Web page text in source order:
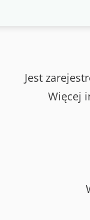
Jest
Więcej